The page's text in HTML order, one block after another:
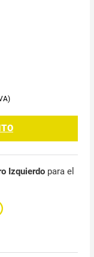
Izquierdopara el